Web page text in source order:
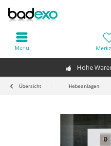
Hohe
Menü
Übersicht Hebeanlagen